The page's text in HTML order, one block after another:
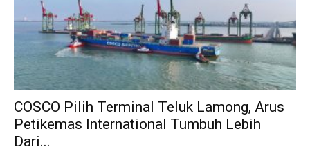
COSCO Pilih Terminal Teluk Lamong, Arus
Petikemas International Tumbuh Lebih
Dari...